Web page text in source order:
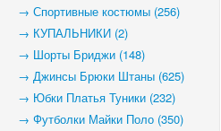
→ Спортивные костюмы (256)
→ КУПАЛЬНИКИ (2)
→ Шорты Бриджи (148)
→ Джинсы Брюки Штаны (625)
→ Юбки Платья Туники (232)
→ Футболки Майки Поло (350)